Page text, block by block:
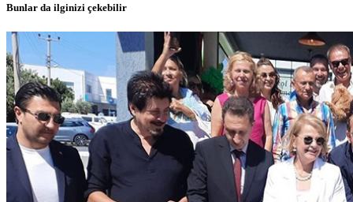
Bunlar da ilginizi çekebilir